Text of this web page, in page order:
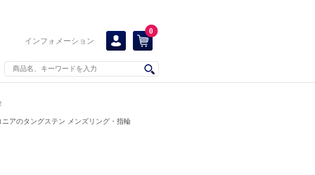
インフォメーション
0
ニアのタングステン メンズリング・指輪